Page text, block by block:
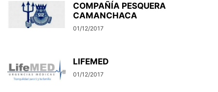
COMPAÑÍA PESQUERA
CAMANCHACA
01/12/2017
LIFEMED
01/12/2017